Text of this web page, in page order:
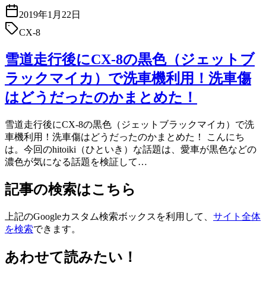
2019年1月22日
CX-8
雪道走行後にCX-8の黒色（ジェットブ
ラックマイカ）で洗車機利用！洗車傷
はどうだったのかまとめた！
雪道走行後にCX-8の黒色（ジェットブラックマイカ）で洗
車機利用！洗車傷はどうだったのかまとめた！ こんにち
は。今回のhitoiki（ひといき）な話題は、愛車が黒色などの
濃色が気になる話題を検証して…
記事の検索はこちら
上記のGoogleカスタム検索ボックスを利用して、 サイト全体
を検索できます。
あわせて読みたい！